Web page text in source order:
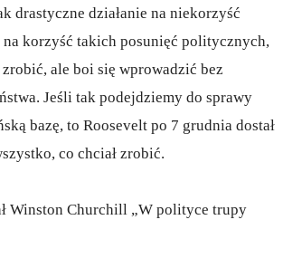
drastyczne działanie na niekorzyść
korzyść takich posunięć politycznych,
zrobić, ale boi się wprowadzić bez
Jeśli tak podejdziemy do sprawy
bazę, to Roosevelt po 7 grudnia dostał
co chciał zrobić.
Winston Churchill „W polityce trupy